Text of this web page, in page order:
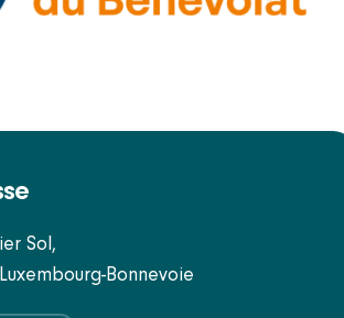
Sol,
Bonnevoie